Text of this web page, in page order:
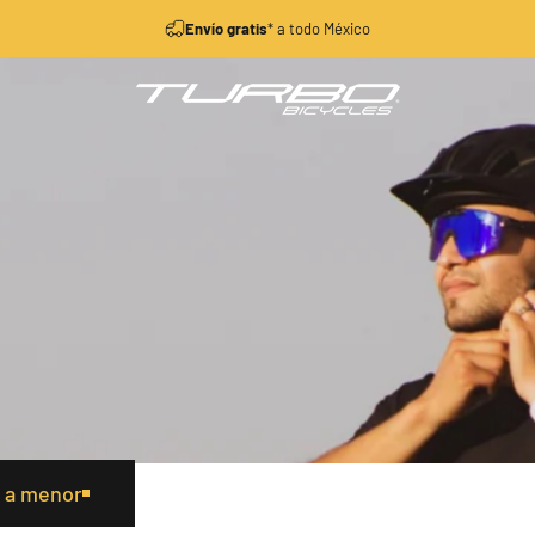
Envío gratis* a todo México
Turbo Bicycles
menor